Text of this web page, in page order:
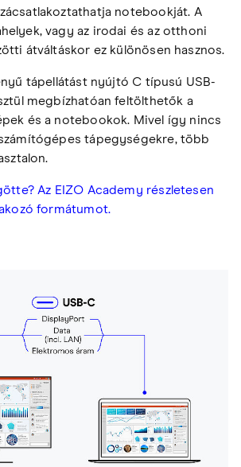
notebookját. A
vagy az irodai és az otthoni
átváltáskor ez különösen hasznos.
tápellátást nyújtó C típusú USB-
megbízhatóan feltölthetők a
és a notebookok. Mivel így nincs
tápegységekre, több
Az EIZO Academy részletesen
formátumot.